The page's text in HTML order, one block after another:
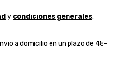
y condiciones generales.
a domicilio en un plazo de 48-